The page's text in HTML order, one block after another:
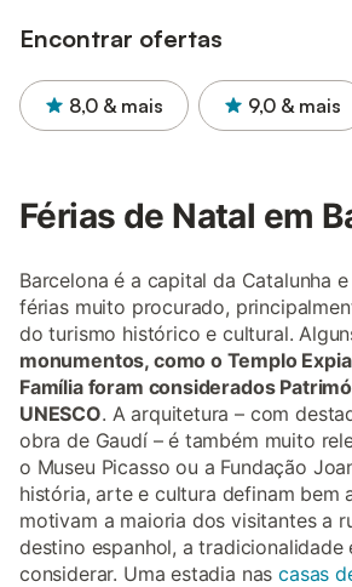
Encontrar ofertas
8,0 & mais 9,0 & mais
Férias de Natal em
Barcelona é a capital da Catalunha
férias muito procurado,
do turismo histórico e cultural.
monumentos, como o Templo
Família foram considerados
UNESCO. A arquitetura – com
obra de Gaudí – é também muito
o Museu Picasso ou a Fundação
história, arte e cultura definam bem
motivam a maioria dos visitantes a
destino espanhol, a tradicionalidade
considerar. Uma estadia nascasas